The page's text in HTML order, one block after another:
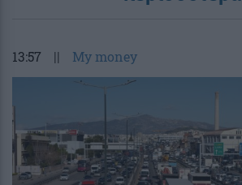
13:57 || My money